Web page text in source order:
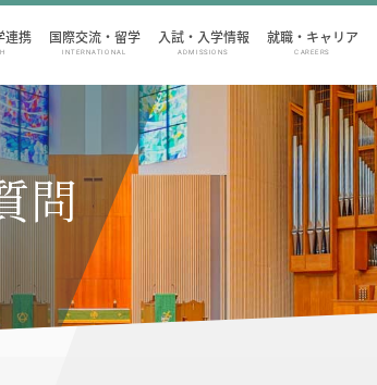
連携 国際交流・留学
INTERNATIONAL
入試・入学情報
ADMISSIONS
就職・キャリア
CAREERS
問